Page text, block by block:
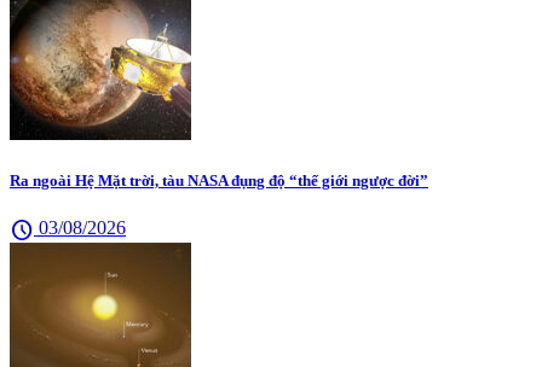
Ra ngoài Hệ Mặt trời, tàu NASA đụng độ “thế giới ngược đời”
schedule 03/08/2026